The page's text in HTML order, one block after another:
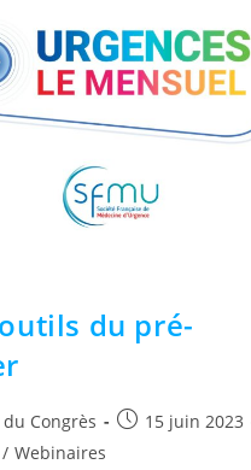
du pré-
Congrès
15 juin 2023
/ Webinaires